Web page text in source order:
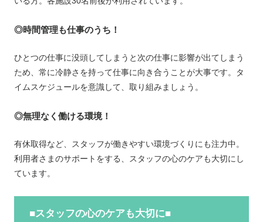
◎時間管理も仕事のうち！
ひとつの仕事に没頭してしまうと次の仕事に影響が出てしまう
ため、常に冷静さを持って仕事に向き合うことが大事です。タ
イムスケジュールを意識して、取り組みましょう。
◎無理なく働ける環境！
有休取得など、スタッフが働きやすい環境づくりにも注力中。
利用者さまのサポートをする、スタッフの心のケアも大切にし
ています。
■スタッフの心のケアも大切に■